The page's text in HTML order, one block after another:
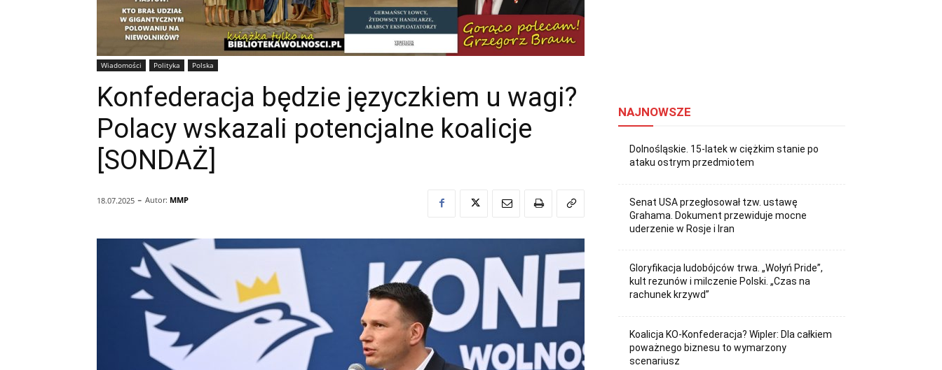
Wiadomości Polityka Polska
Konfederacja będzie języczkiem u wagi?
Polacy wskazali potencjalne koalicje
[SONDAŻ]
18.07.2025 - Autor: MMP
NAJNOWSZE
Dolnośląskie. 15-latek w ciężkim stanie po
ataku ostrym przedmiotem
Senat USA przegłosował tzw. ustawę
Grahama. Dokument przewiduje mocne
uderzenie w Rosje i Iran
Gloryfikacja ludobójców trwa. „Wołyń Pride”,
kult rezunów i milczenie Polski. „Czas na
rachunek krzywd”
Koalicja KO-Konfederacja? Wipler: Dla całkiem
poważnego biznesu to wymarzony
scenariusz